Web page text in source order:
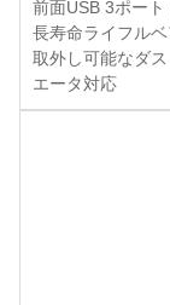
前面USB 3ポー
長寿命ライフル
取外し可能なダ
エータ対応